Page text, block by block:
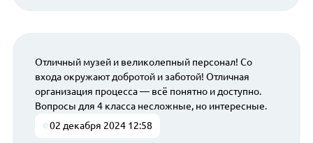
Отличный музей и великолепный персонал! Со
входа окружают добротой и заботой! Отличная
организация процесса — всё понятно и доступно.
Вопросы для 4 класса несложные, но интересные.
02 декабря 2024 12:58